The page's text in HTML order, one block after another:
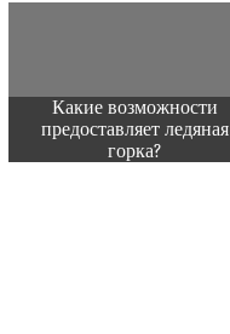
Какие возможности
предоставляет ледяная
горка?